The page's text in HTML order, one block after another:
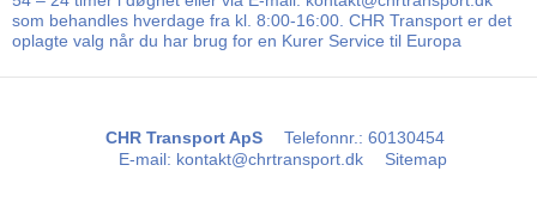
som behandles hverdage fra kl. 8:00-16:00. CHR Transport er det
oplagte valg når du har brug for en Kurer Service til Europa
CHR Transport ApS Telefonnr.: 60130454
E-mail: kontakt@chrtransport.dk Sitemap